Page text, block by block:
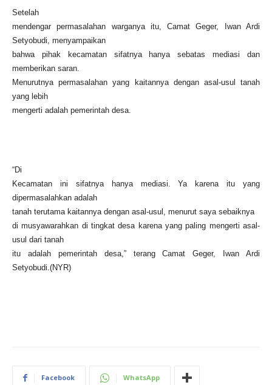
Setelah
mendengar permasalahan warganya itu, Camat Geger, Iwan Ardi
Setyobudi, menyampaikan
bahwa pihak kecamatan sifatnya hanya sebatas mediasi dan
memberikan saran.
Menurutnya permasalahan yang kaitannya dengan asal-usul tanah
yang lebih
mengerti adalah pemerintah desa.
“Di
Kecamatan ini sifatnya hanya mediasi. Ya karena itu yang
dipermasalahkan adalah
tanah terutama kaitannya dengan asal-usul, menurut saya sebaiknya
di musyawarahkan di tingkat desa karena yang paling mengerti asal-
usul dari tanah
itu adalah pemerintah desa,” terang Camat Geger, Iwan Ardi
Setyobudi.(NYR)
Facebook WhatsApp